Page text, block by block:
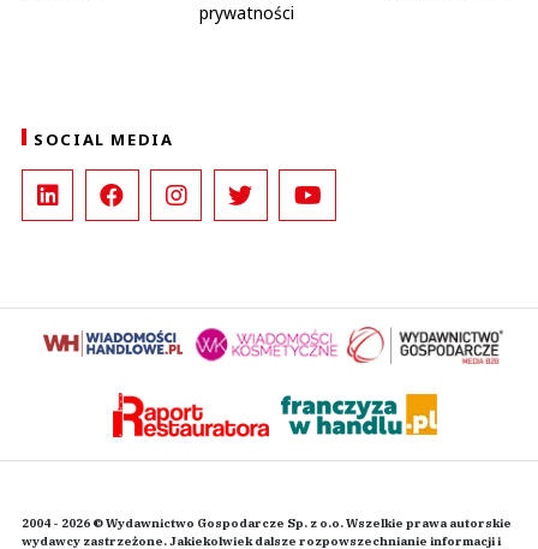
prywatności
SOCIAL MEDIA
2004 - 2026 © Wydawnictwo Gospodarcze Sp. z o.o. Wszelkie prawa autorskie
wydawcy zastrzeżone. Jakiekolwiek dalsze rozpowszechnianie informacji i